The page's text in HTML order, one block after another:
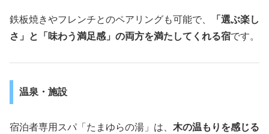
鉄板焼きやフレンチとのペアリングも可能で、
「選ぶ楽し
さ」と「味わう満足感」の両方を満たしてくれる宿です。
温泉・施設
宿泊者専用スパ「たまゆらの湯」は、 木の温もりを感じる